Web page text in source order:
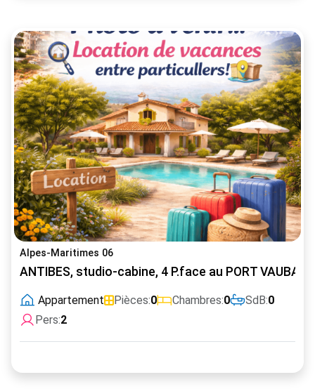
Alpes-Maritimes 06
ANTIBES, studio-cabine, 4 P.face au PORT
Appartement Pièces:0 Chambres:0 SdB:0
Pers:2